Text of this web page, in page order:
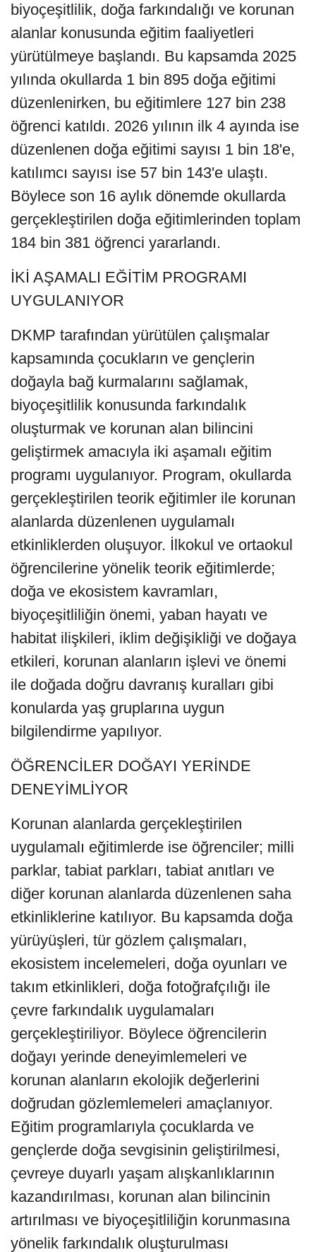
biyoçeşitlilik, doğa farkındalığı ve korunan
alanlar konusunda eğitim faaliyetleri
yürütülmeye başlandı. Bu kapsamda 2025
yılında okullarda 1 bin 895 doğa eğitimi
düzenlenirken, bu eğitimlere 127 bin 238
öğrenci katıldı. 2026 yılının ilk 4 ayında ise
düzenlenen doğa eğitimi sayısı 1 bin 18'e,
katılımcı sayısı ise 57 bin 143'e ulaştı.
Böylece son 16 aylık dönemde okullarda
gerçekleştirilen doğa eğitimlerinden toplam
184 bin 381 öğrenci yararlandı.
İKİ AŞAMALI EĞİTİM PROGRAMI
UYGULANIYOR
DKMP tarafından yürütülen çalışmalar
kapsamında çocukların ve gençlerin
doğayla bağ kurmalarını sağlamak,
biyoçeşitlilik konusunda farkındalık
oluşturmak ve korunan alan bilincini
geliştirmek amacıyla iki aşamalı eğitim
programı uygulanıyor. Program, okullarda
gerçekleştirilen teorik eğitimler ile korunan
alanlarda düzenlenen uygulamalı
etkinliklerden oluşuyor. İlkokul ve ortaokul
öğrencilerine yönelik teorik eğitimlerde;
doğa ve ekosistem kavramları,
biyoçeşitliliğin önemi, yaban hayatı ve
habitat ilişkileri, iklim değişikliği ve doğaya
etkileri, korunan alanların işlevi ve önemi
ile doğada doğru davranış kuralları gibi
konularda yaş gruplarına uygun
bilgilendirme yapılıyor.
ÖĞRENCİLER DOĞAYI YERİNDE
DENEYİMLİYOR
Korunan alanlarda gerçekleştirilen
uygulamalı eğitimlerde ise öğrenciler; milli
parklar, tabiat parkları, tabiat anıtları ve
diğer korunan alanlarda düzenlenen saha
etkinliklerine katılıyor. Bu kapsamda doğa
yürüyüşleri, tür gözlem çalışmaları,
ekosistem incelemeleri, doğa oyunları ve
takım etkinlikleri, doğa fotoğrafçılığı ile
çevre farkındalık uygulamaları
gerçekleştiriliyor. Böylece öğrencilerin
doğayı yerinde deneyimlemeleri ve
korunan alanların ekolojik değerlerini
doğrudan gözlemlemeleri amaçlanıyor.
Eğitim programlarıyla çocuklarda ve
gençlerde doğa sevgisinin geliştirilmesi,
çevreye duyarlı yaşam alışkanlıklarının
kazandırılması, korunan alan bilincinin
artırılması ve biyoçeşitliliğin korunmasına
yönelik farkındalık oluşturulması